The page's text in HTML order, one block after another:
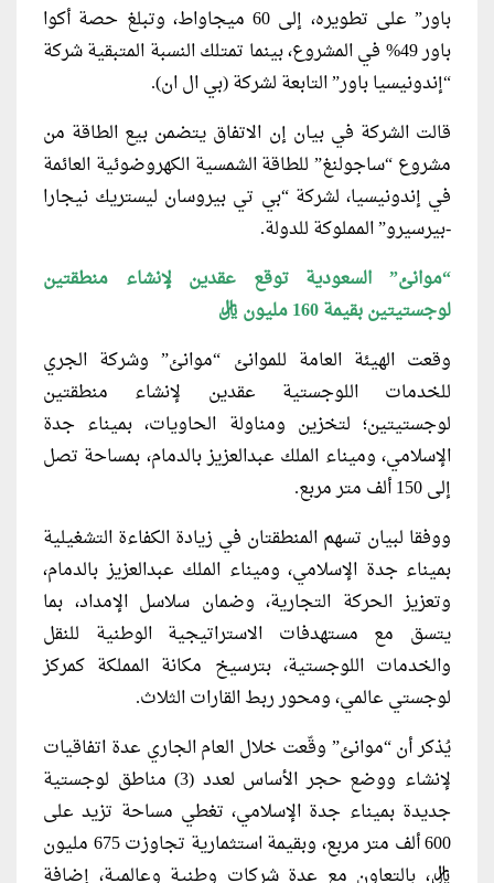
باور” على تطويره، إلى 60 ميجاواط، وتبلغ حصة أكوا
باور 49% في المشروع، بينما تمتلك النسبة المتبقية شركة
“إندونيسيا باور” التابعة لشركة (بي ال ان).
قالت الشركة في بيان إن الاتفاق يتضمن بيع الطاقة من
مشروع “ساجولنغ” للطاقة الشمسية الكهروضوئية العائمة
في إندونيسيا، لشركة “بي تي بيروسان ليستريك نيجارا
-بيرسيرو” المملوكة للدولة.
“موانئ” السعودية توقع عقدين لإنشاء منطقتين
لوجستيتين بقيمة 160 مليون ريال
وقعت الهيئة العامة للموانئ “موانئ” وشركة الجري
للخدمات اللوجستية عقدين لإنشاء منطقتين
لوجستيتين؛ لتخزين ومناولة الحاويات، بميناء جدة
الإسلامي، وميناء الملك عبدالعزيز بالدمام، بمساحة تصل
إلى 150 ألف متر مربع.
ووفقا لبيان تسهم المنطقتان في زيادة الكفاءة التشغيلية
بميناء جدة الإسلامي، وميناء الملك عبدالعزيز بالدمام،
وتعزيز الحركة التجارية، وضمان سلاسل الإمداد، بما
يتسق مع مستهدفات الاستراتيجية الوطنية للنقل
والخدمات اللوجستية، بترسيخ مكانة المملكة كمركز
لوجستي عالمي، ومحور ربط القارات الثلاث.
يُذكر أن “موانئ” وقّعت خلال العام الجاري عدة اتفاقيات
لإنشاء ووضع حجر الأساس لعدد (3) مناطق لوجستية
جديدة بميناء جدة الإسلامي، تغطي مساحة تزيد على
600 ألف متر مربع، وبقيمة استثمارية تجاوزت 675 مليون